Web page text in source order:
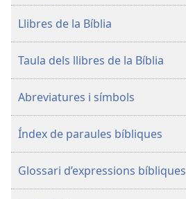
Món
Llibres de la Bíblia
Taula dels llibres de la Bíblia
Abreviatures i símbols
Índex de paraules bíbliques
Glossari d’expressions bíbliques